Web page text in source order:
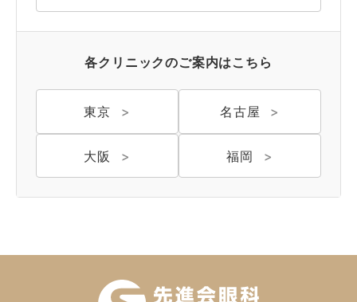
各クリニックのご案内はこちら
東京 名古屋
大阪 福岡